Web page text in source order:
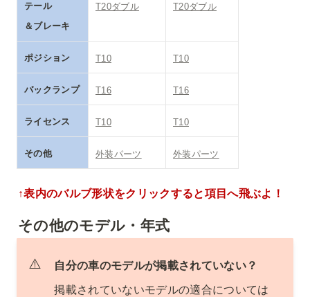
テール
＆ブレーキ
T20ダブル T20ダブル
ポジション T10 T10
バックランプ T16 T16
ライセンス T10 T10
その他 外装パーツ 外装パーツ
↑表内のバルブ形状をクリックすると項目へ飛ぶよ！
その他のモデル・年式
⚠️
自分の車のモデルが掲載されていない？
掲載されていないモデルの適合については